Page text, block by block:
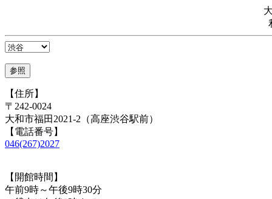
【住所】
〒242-0024
大和市福田2021-2（高座渋谷駅前）
【電話番号】
046(267)2027
【開館時間】
午前9時～午後9時30分